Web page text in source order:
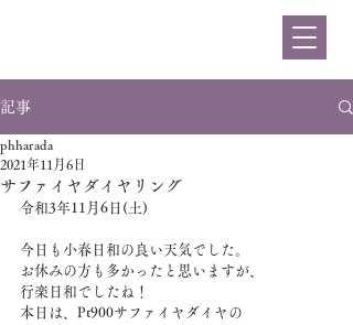
記事
サファイヤダイヤリング
phharada
2021年11月6日
令和3年11月6日(土)
今日も小春日和の良い天気でした。
お休みの方も多かったと思いますが、
行楽日和でしたね！
本日は、Pt900サファイヤダイヤの